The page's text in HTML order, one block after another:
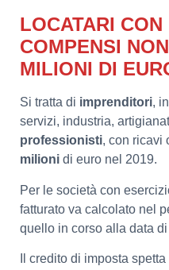
LOCATARI CON
COMPENSI
MILIONI DI
Si tratta di imprenditori,
servizi, industria,
professionisti, con ricavi
milioni di euro nel 2019.
Per le società con
fatturato va calcolato nel
quello in corso alla data
Il credito di imposta